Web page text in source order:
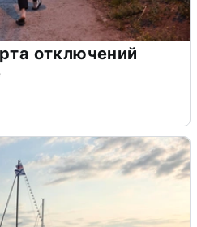
отключений